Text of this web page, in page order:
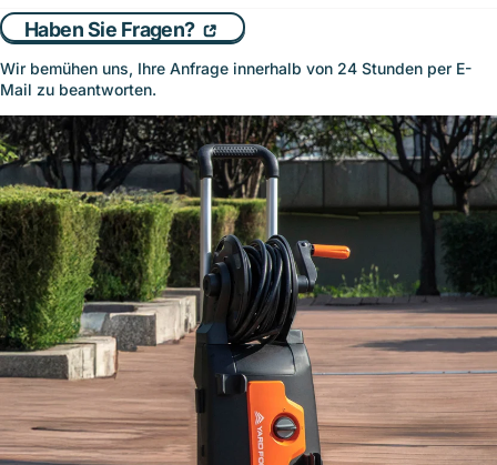
Haben Sie Fragen?
Wir bemühen uns, Ihre Anfrage innerhalb von 24 Stunden per E-
Mail zu beantworten.